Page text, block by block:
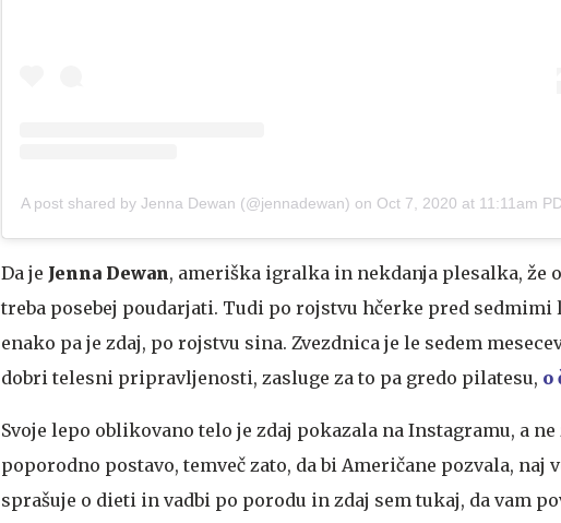
A post shared by Jenna Dewan (@jennadewan) on Oct 7, 2020 at 11:11am
Da je Jenna Dewan, ameriška igralka in nekdanja plesalka, že
treba posebej poudarjati. Tudi po rojstvu hčerke pred sedmimi
enako pa je zdaj, po rojstvu sina. Zvezdnica je le sedem
dobri telesni pripravljenosti, zasluge za to pa gredo pilatesu, o
Svoje lepo oblikovano telo je zdaj pokazala na Instagramu, a ne
poporodno postavo, temveč zato, da bi Američane pozvala,
sprašuje o dieti in vadbi po porodu in zdaj sem tukaj, da vam